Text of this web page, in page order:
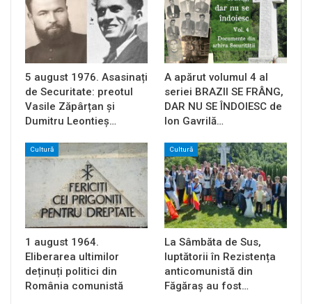
5 august 1976. Asasinați
de Securitate: preotul
Vasile Zăpârțan și
Dumitru Leontieș…
A apărut volumul 4 al
seriei BRAZII SE FRÂNG,
DAR NU SE ÎNDOIESC de
Ion Gavrilă…
Cultură
1 august 1964.
Eliberarea ultimilor
deținuți politici din
România comunistă
Cultură
La Sâmbăta de Sus,
luptătorii în Rezistența
anticomunistă din
Făgăraș au fost…